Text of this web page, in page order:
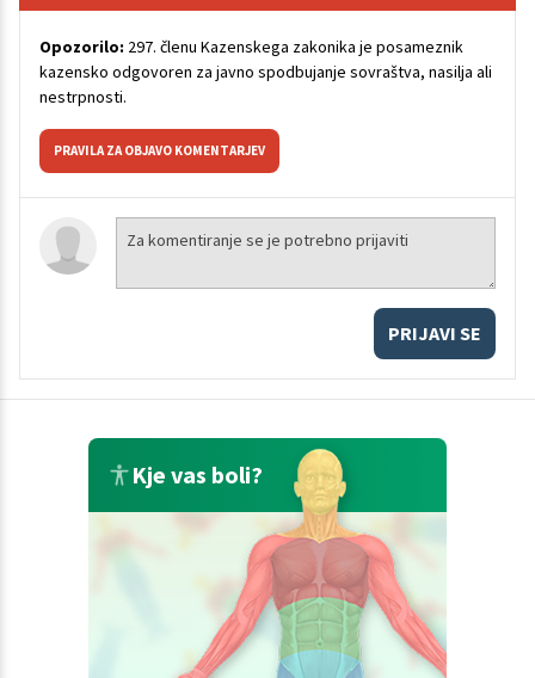
Opozorilo: 297. členu Kazenskega zakonika je posameznik
kazensko odgovoren za javno spodbujanje sovraštva, nasilja ali
nestrpnosti.
PRAVILA ZA OBJAVO KOMENTARJEV
PRIJAVI SE
Kje vas boli?